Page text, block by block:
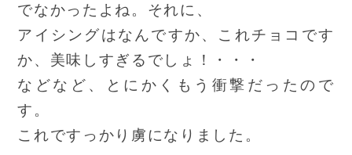
でなかったよね。それに、
アイシングはなんですか、これチョコです
か、美味しすぎるでしょ！・・・
などなど、とにかくもう衝撃だったので
す。
これですっかり虜になりました。